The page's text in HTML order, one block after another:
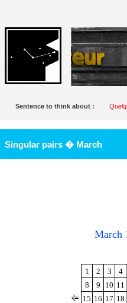
Sentence to think about :
Singular pairs � March
March
1 2 3 4
8
9 10 11
15 16 17 18